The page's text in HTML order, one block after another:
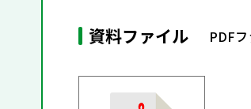
資料ファイル PDF